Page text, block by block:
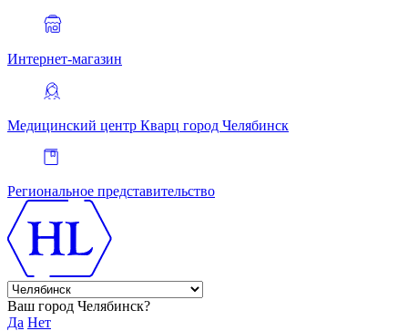
Интернет-магазин
Медицинский центр Кварц город Челябинск
Региональное представительство
Ваш город Челябинск?
Да Нет